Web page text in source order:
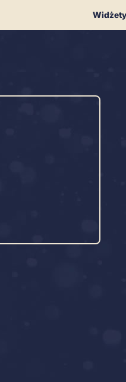
Widżety